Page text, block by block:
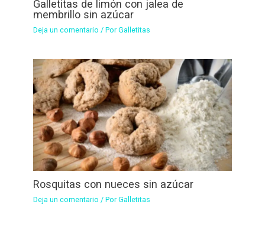
Galletitas de limón con jalea de
membrillo sin azúcar
Deja un comentario / PorGalletitas
Rosquitas con nueces sin azúcar
Deja un comentario / PorGalletitas